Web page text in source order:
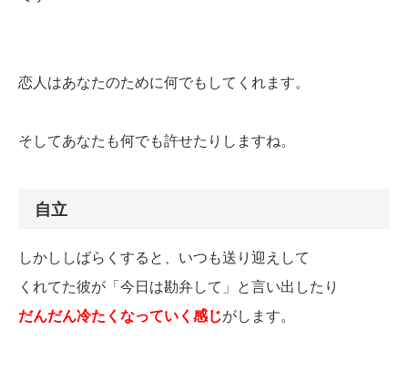
恋人はあなたのために何でもしてくれます。
そしてあなたも何でも許せたりしますね。
自立
しかししばらくすると、いつも送り迎えして
くれてた彼が「今日は勘弁して」と言い出したり
だんだん冷たくなっていく感じがします。